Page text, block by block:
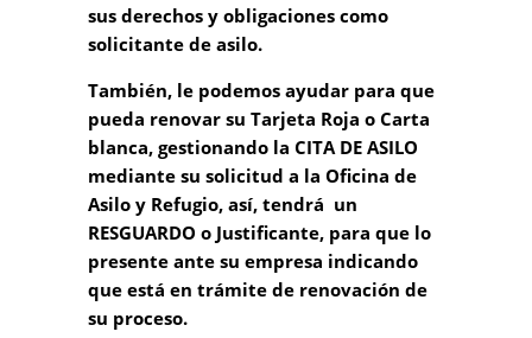
sus derechos y obligaciones como
solicitante de asilo.
También, le podemos ayudar para que
pueda renovar su Tarjeta Roja o Carta
blanca, gestionando la CITA DE ASILO
mediante su solicitud a la Oficina de
Asilo y Refugio, así, tendrá un
RESGUARDO o Justificante, para que lo
presente ante su empresa indicando
que está en trámite de renovación de
su proceso.